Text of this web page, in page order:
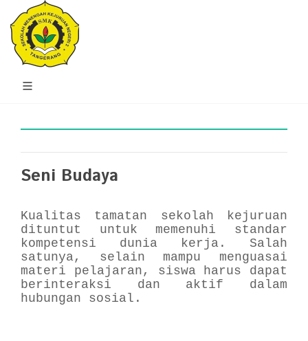
Seni Budaya
Kualitas tamatan sekolah kejuruan
dituntut untuk memenuhi standar
kompetensi dunia kerja. Salah
satunya, selain mampu menguasai
materi pelajaran, siswa harus dapat
berinteraksi dan aktif dalam
hubungan sosial.